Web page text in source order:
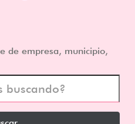
de empresa, municipio,